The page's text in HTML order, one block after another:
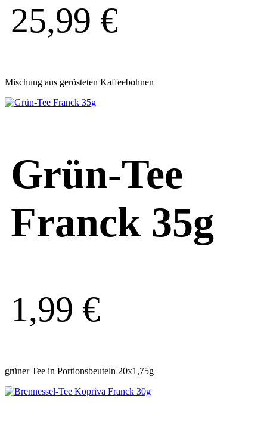
25,99 €
Mischung aus gerösteten Kaffeebohnen
Grün-Tee
Franck 35g
1,99 €
grüner Tee in Portionsbeuteln 20x1,75g